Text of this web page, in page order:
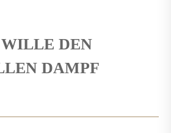
DEN
DAMPF